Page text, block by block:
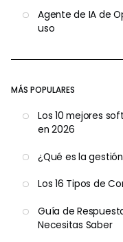
Agente de IA de
uso
MÁS POPULARES
Los 10 mejores
en 2026
¿Qué es la
Los 16 Tipos de
Guía de
Necesitas Saber